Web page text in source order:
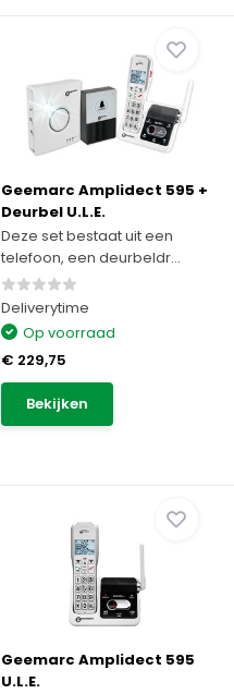
Geemarc Amplidect 595 +
Deurbel U.L.E.
Deze set bestaat uit een
telefoon, een deurbeldr...
Deliverytime
Op voorraad
€ 229,75
Bekijken
Geemarc Amplidect 595
U.L.E.